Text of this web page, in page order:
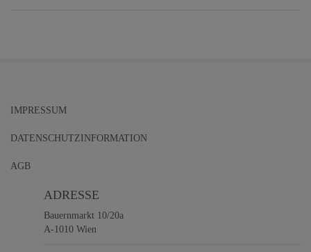
IMPRESSUM
DATENSCHUTZINFORMATION
AGB
ADRESSE
Bauernmarkt 10/20a
A-1010 Wien